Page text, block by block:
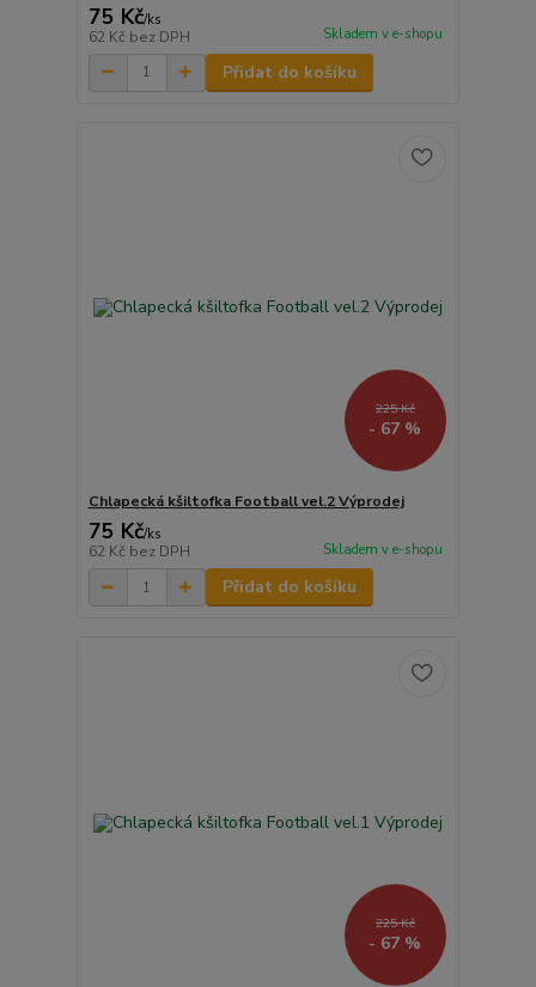
75 Kč/ks
62 Kč bez DPH Skladem v e-shopu
Přidat do košíku
225 Kč
- 67 %
Chlapecká kšiltofka Football vel.2 Výprodej
75 Kč/ks
62 Kč bez DPH Skladem v e-shopu
Přidat do košíku
225 Kč
- 67 %